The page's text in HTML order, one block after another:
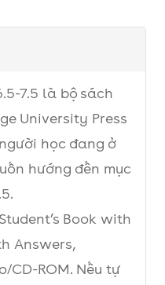
7.5 là bộ sách
University Press
học đang ở
hướng đến mục
Book with
Answers,
CD-ROM. Nếu tự